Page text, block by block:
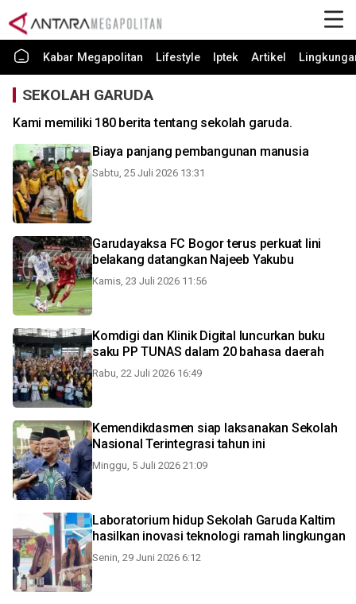
Kabar Megapolitan Lifestyle Iptek Artikel
SEKOLAH GARUDA
Kami memiliki 180 berita tentang sekolah garuda.
Biaya panjang pembangunan manusia
Sabtu, 25 Juli 2026 13:31
Garudayaksa FC Bogor terus perkuat lini
belakang datangkan Najeeb Yakubu
Kamis, 23 Juli 2026 11:56
Komdigi dan Klinik Digital luncurkan buku
saku PP TUNAS dalam 20 bahasa daerah
Rabu, 22 Juli 2026 16:49
Kemendikdasmen siap laksanakan Sekolah
Nasional Terintegrasi tahun ini
Minggu, 5 Juli 2026 21:09
Laboratorium hidup Sekolah Garuda Kaltim
hasilkan inovasi teknologi ramah lingkungan
Senin, 29 Juni 2026 6:12